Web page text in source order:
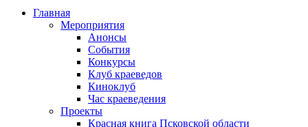
Главная
Мероприятия
Анонсы
События
Конкурсы
Клуб краеведов
Киноклуб
Час краеведения
Проекты
Красная книга Псковской области